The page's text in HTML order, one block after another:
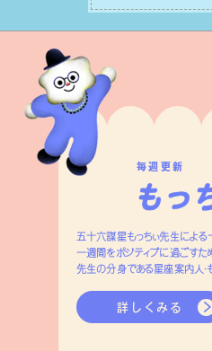
いきます。
毎週更新
五十六謀星もっちぃ先生による
一週間をポジティブに過ごすた
先生の分身である星座案内人・
詳しくみる